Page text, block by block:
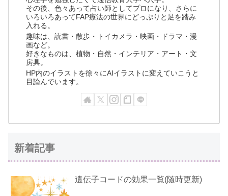
その後、色々あって占い師としてプロになり、さらに
いろいろあってFAP療法の世界にどっぷりと足を踏み
入れる。
趣味は、読書・散歩・トイカメラ・映画・ドラマ・漫
画など。
好きなものは、植物・自然・インテリア・アート・文
房具。
HP内のイラストを徐々にAIイラストに変えていこうと
目論んでいます。
新着記事
遺伝子コードの効果一覧(随時更新)